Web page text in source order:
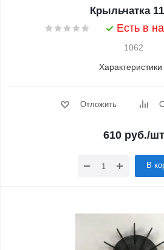
Крыльчатка
Есть в
1062
Характеристики
Отложить
610 руб./шт
В